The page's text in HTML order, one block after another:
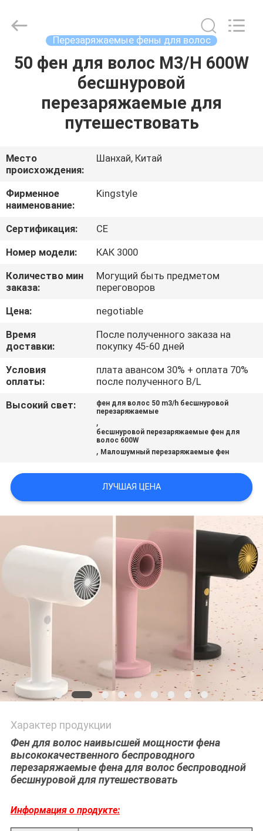
ДОМ
ПРОДУКТЫ
НАС
ПУТЕШЕСТВИЕ
ФАБРИКИ
ПРОВЕРКА
КАЧЕСТВА
СВЯЖИТЕСЬ
МЫ
СПРОСИТЕ
ЦИТАТУ
2020
Electrical
Перезаряжаемые фены для волос
50 фен для волос M3/H 600W
бесшнуровой
перезаряжаемые для
путешествовать
Место
происхождения:
Шанхай, Китай
Фирменное
наименование:
Kingstyle
Сертификация:
CE
Номер модели:
КАК 3000
Количество мин
заказа:
Могущий быть предметом
переговоров
Цена:
negotiable
Время
доставки:
После полученного заказа на
покупку 45-60 дней
Условия
оплаты:
плата авансом 30% + оплата 70%
после полученного B/L
Высокий свет:
фен для волос 50 m3/h бесшнуровой
перезаряжаемые
,
бесшнуровой перезаряжаемые фен для
волос 600W
, Малошумный перезаряжаемые фен
ЛУЧШАЯ ЦЕНА
Характер продукции
Фен для волос наивысшей мощности фена
высококачественного беспроводного
перезаряжаемые фена для волос беспроводной
бесшнуровой для путешествовать
Информация о продукте: